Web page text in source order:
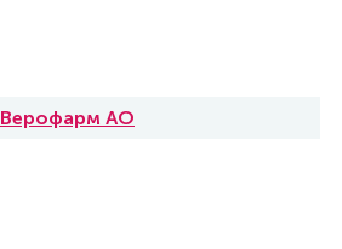
Верофарм АО